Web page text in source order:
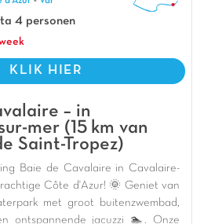
7601 vanaf de halte "Rond Point
Mijn favoriete
nieuwe "Bizouquet"
kinderen dol op zijn. La
twee glijbanen en animaties
St. Tropez
4 personen
KLIK HIER
– in
mer (15 km van
Saint-Tropez)
Baie de Cavalaire in Cavalaire-
Côte d'Azur! 🌞 Geniet van
met groot buitenzwembad,
ontspannende jacuzzi 🏊. Onze